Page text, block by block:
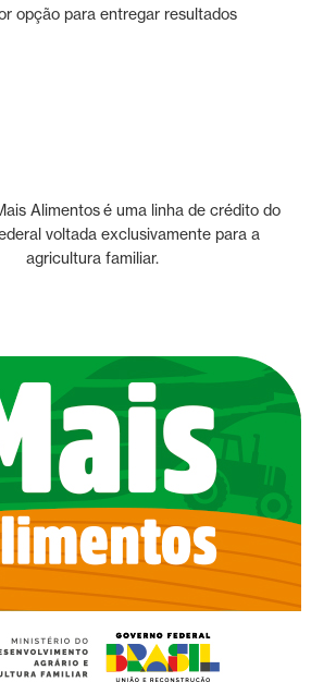
opção para entregar resultados
Alimentos é uma linha de crédito do
voltada exclusivamente para a
agricultura familiar.